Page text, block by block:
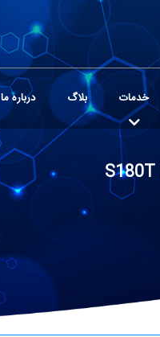
خدمات بلاگ درباره ما